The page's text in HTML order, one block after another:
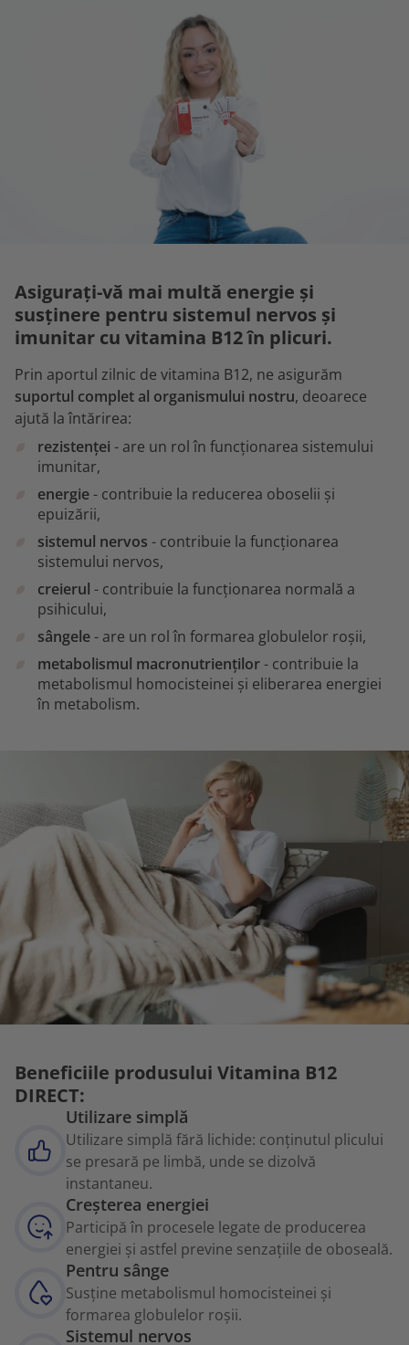
Asigurați-vă mai multă energie și
susținere pentru sistemul nervos și
imunitar cu vitamina B12 în plicuri.
Prin aportul zilnic de vitamina B12, ne asigurăm
suportul complet al organismului nostru, deoarece
ajută la întărirea:
rezistenței - are un rol în funcționarea sistemului
imunitar,
energie- contribuie la reducerea oboselii și
epuizării,
sistemul nervos - contribuie la funcționarea
sistemului nervos,
creierul - contribuie la funcționarea normală a
psihicului,
sângele- are un rol în formarea globulelor roșii,
metabolismul macronutrienților- contribuie la
metabolismul homocisteinei și eliberarea energiei
în metabolism.
Beneficiile produsului Vitamina B12
DIRECT:
Utilizare simplă
Utilizare simplă fără lichide: conținutul plicului
se presară pe limbă, unde se dizolvă
instantaneu.
Creșterea energiei
Participă în procesele legate de producerea
energiei și astfel previne senzațiile de oboseală.
Pentru sânge
Susține metabolismul homocisteinei și
formarea globulelor roșii.
Sistemul nervos